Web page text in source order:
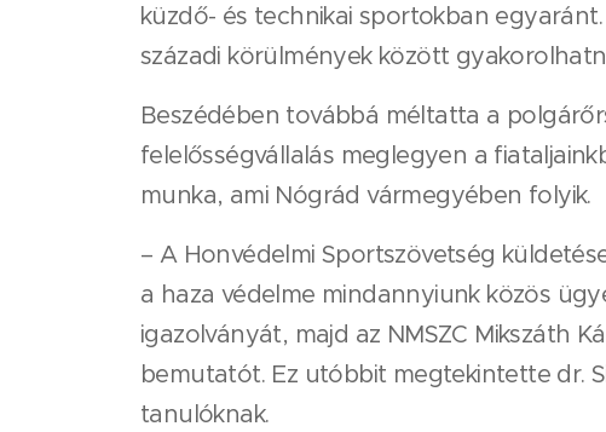
küzdő- és technikai sportokban
századi körülmények között
Beszédében továbbá méltatta a
felelősségvállalás meglegyen a
munka, ami Nógrád vármegyében folyik.
– A Honvédelmi Sportszövetség
a haza védelme mindannyiunk közös
igazolványát, majd az NMSZC Mikszáth
bemutatót. Ez utóbbit megtekintette dr.
tanulóknak.